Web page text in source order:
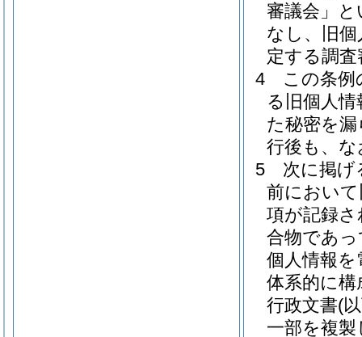
審議会」と
なし、旧
定する調
4
この条例
る旧個人
た秘密を
行後も、
5
次に掲げ
前におい
項が記録
合物であ
個人情報
体系的に構
行政文書(
一部を複